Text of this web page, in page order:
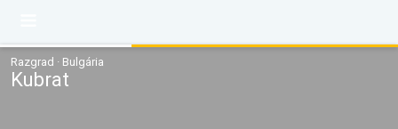
Razgrad · Bulgária
Kubrat